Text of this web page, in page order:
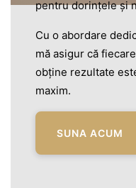
pentru dorințele și
Cu o abordare
mă asigur că
obține rezultate
maxim.
SUNA ACUM